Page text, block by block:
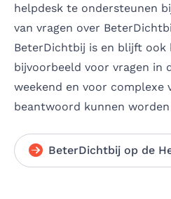
helpdesk te ondersteunen
van vragen over
BeterDichtbij is en blijft ook
bijvoorbeeld voor vragen in
weekend en voor complexe
beantwoord kunnen
BeterDichtbij op de